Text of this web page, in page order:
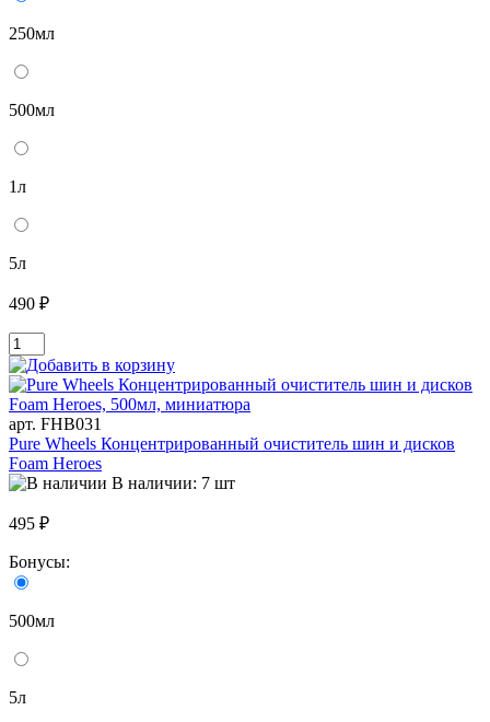
250мл
500мл
1л
5л
490 ₽
арт. FHB031
Pure Wheels Концентрированный очиститель шин и дисков
Foam Heroes
В наличии: 7 шт
495 ₽
Бонусы:
500мл
5л